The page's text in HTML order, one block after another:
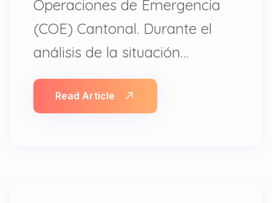
Operaciones de Emergencia
(COE) Cantonal. Durante el
análisis de la situación…
Read Article